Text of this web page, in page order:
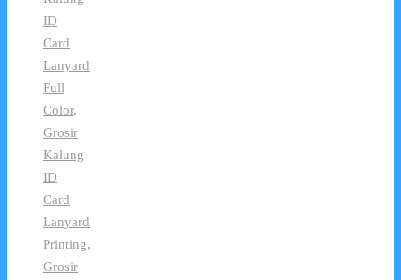
ID
Card
Lanyard
Full
Color,
Grosir
Kalung
ID
Card
Lanyard
Printing,
Grosir